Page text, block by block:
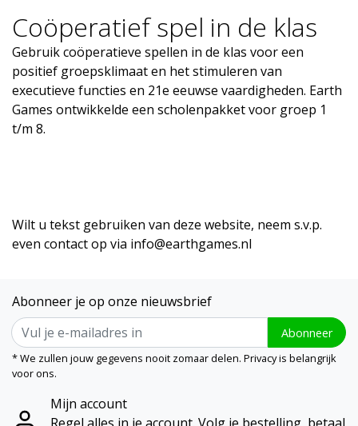
Coöperatief spel in de klas
Gebruik coöperatieve spellen in de klas voor een
positief groepsklimaat en het stimuleren van
executieve functies en 21e eeuwse vaardigheden. Earth
Games ontwikkelde een scholenpakketvoor groep 1
t/m 8.
Wilt u tekst gebruiken van deze website, neem s.v.p.
even contact op via info@earthgames.nl
Abonneer je op onze nieuwsbrief
Abonneer
* We zullen jouw gegevens nooit zomaar delen. Privacy is belangrijk
voor ons.
Mijn account